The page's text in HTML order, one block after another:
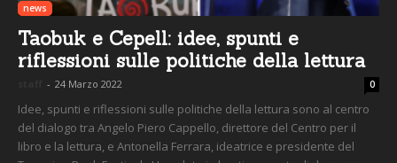
news
Taobuk e Cepell: idee, spunti e
riflessioni sulle politiche della lettura
- 24 Marzo 2022 0
Idee, spunti e riflessioni sulle politiche della lettura sono al centro
del dialogo tra Angelo Piero Cappello, direttore del Centro per il
libro e la lettura, e Antonella Ferrara, ideatrice e presidente del